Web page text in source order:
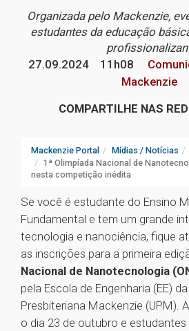
Organizada pelo Mackenzie,
estudantes da educação
27.09.2024
11h08
Mackenzie
COMPARTILHE NAS
Mackenzie Portal Mídias / Notícias
1ª Olimpíada Nacional de
nesta competição inédita
Se você é estudante do Ensino
Fundamental e tem um grande
tecnologia e nanociência, fique
as inscrições para a primeira
Nacional de Nanotecnologia
pela Escola de Engenharia (EE)
Presbiteriana Mackenzie (UPM).
o dia 23 de outubro e